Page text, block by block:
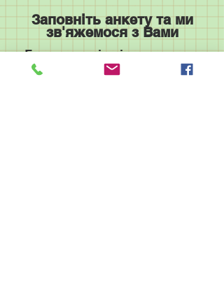
Заповніть анкету та ми
зв'яжемося з Вами
Будемо раді співпрацювати
з Вами у наших класах чи на